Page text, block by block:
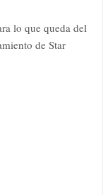
lo que queda del
de Star